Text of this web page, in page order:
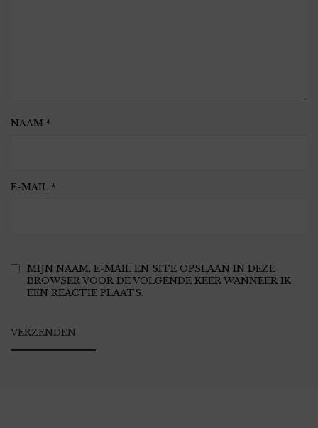
NAAM *
E-MAIL *
MIJN NAAM, E-MAIL EN SITE OPSLAAN IN DEZE
BROWSER VOOR DE VOLGENDE KEER WANNEER IK
EEN REACTIE PLAATS.